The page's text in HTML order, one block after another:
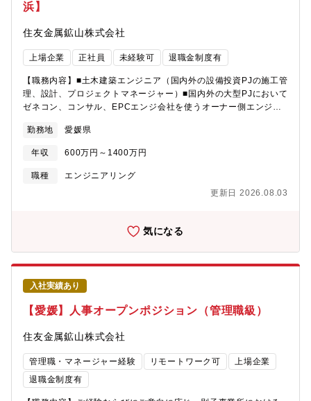
ら実行までを主体的、かつ、スムーズに進められることから、短
く機会があり、水素社会に向けた社会貢献を体感できます。【就
10~20時間が多い（30時間以内）・有給休暇：全員が10日以上取
参加イベントなど）【出張の頻度】顧客打ち合わせやメーカー技
術試験などの出張が発生する可能性がありますが、実績は多くあ
りません。海外出張はこれまでは例がありません。（海外からの
来客はあり）本社主催の社内研修などにより、数日間や複数回の
（星越）人数：18名（SMM社員14名、派遣社員4名）男女比：男
ア9名部門トップの年齢：59歳年齢構成（総合職）：50代1名年齢
構成（基幹職）：20代4名、30代4名、40代3名、50代1名、60代
（若手～中堅）同社では新卒採用者に対し、OJTを中心としたト
担える人材の育成を行っています。具体的には、「集合教育1年
（保全実習含む）」、その後、「3～5年毎の設計・保全経験（順
不同）」、「海外工場経験」といったように、ジョブローテーシ
ては、個々のスキルやご経験に応じ、教育システムのいずれかの
フェーズから同社でのキャリアをスタートしていただきます。
２．電計設計施工部門への配属（中堅～ベテラン）上記教育シス
テムを経ず、即戦力としてご担当いただきます。年齢、経験によ
海外PJ建設チームいずれかに参加することとなります。【募集背
構成】エンジニアリング統括部 建設管理部電計グループ（約50
名）男女比：男性90％超、女性10%未満年齢構成：20代 40%、
す。ご年齢、スキルなどのご状況に応じて頻度などが異なりま
り発展し、銅（あかがね）のまちとして栄え、四国屈指の工業都
あり、昔から多くの人々を受け入れてきた、おおらかで開放的な
アクセスも便利。女性が一生のうちに産む赤ちゃんの人数（合計
ち」として、若い世代からも注目を集めています。2022年9月に
は、別子地区に新社員寮が完成しました。※詳細な魅力はこちら↓
＜ようこそ新居浜ライフ＞
浜】
住友金属鉱山株式会社
上場企業 正社員 未経験可 退職金制度有
【職務内容】■土木建築エンジニア（国内外の設備投資PJの施工管
理、設計、プロジェクトマネージャー）■国内外の大型PJにおいて
ゼネコン、コンサル、EPCエンジ会社を使うオーナー側エンジニ
およびメンテナンス）【キャリアパス】ご年齢や経験により以下
のいずれかにご対応いただきます。業務を通じて得られた経験・
知識・スキルは、国内・海外PJや大型土木工事などに活用してご
活躍いただけます。１．土木建築エンジニアの教育システムによ
OJTを中心としたトータル11～15年の教育システムによって、将
は、「土木建築エンジニアリング部門での集合教育1年」、「外部
の業務実習1年」、その後「国内外PJを3～5年毎、順不同で経
験」といったように、ジョブローテーションでのキャリアアップ
を指します。キャリア入社した方については、個々のスキルやご
経験に応じ、教育システムのいずれかのフェーズから同社でのキ
ャリアをスタートしていただきます。２．国内外PJの建設チーム
への参画（中堅～ベテラン）国内または海外PJ業務について、即
戦力としてご担当いただきます（参画するPJは設備投資の状況に
よります）※土木採用総合職の半分は1級建築士の資格を入社後に
取得しています（取得支援あり）。【配属部署】建設管理部土建
グループ（約30名）男女比：男性約30名、女性1名年齢構成：20
代 40%、30代 15%、40代 15%、50代以上 40%部門トップの年
齢：50代【募集背景】同社中期経営計画に基づいた、各プロジェ
クト実行のための人員の確保となります。【本ポジションの魅
勤務地 愛媛県
年収 600万円～1400万円
職種
エンジニアリング
更新日 2026.08.03
気になる
入社実績あり
【愛媛】人事オープンポジション（管理職級）
住友金属鉱山株式会社
管理職・マネージャー経験 リモートワーク可
上場企業
退職金制度有